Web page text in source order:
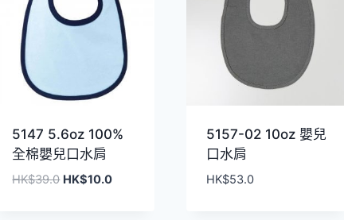
序
5147 5.6oz 100%
全棉嬰兒口水肩
HK$39.0 原
HK$10.0目
5157-02 10oz 嬰兒
口水肩
HK$53.0